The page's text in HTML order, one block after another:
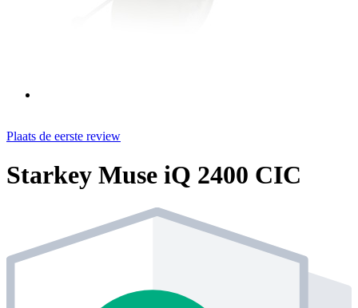
Plaats de eerste review
Starkey Muse iQ 2400 CIC